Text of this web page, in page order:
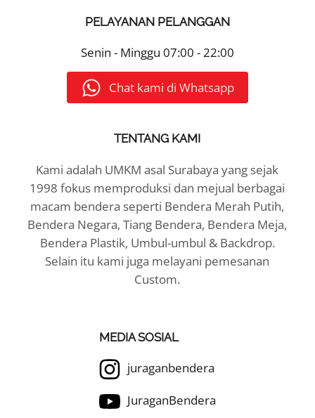
PELAYANAN PELANGGAN
Senin - Minggu 07:00 - 22:00
Chat kami di Whatsapp
TENTANG KAMI
Kami adalah UMKM asal Surabaya yang sejak
1998 fokus memproduksi dan mejual berbagai
macam bendera seperti Bendera Merah Putih,
Bendera Negara, Tiang Bendera, Bendera Meja,
Bendera Plastik, Umbul-umbul & Backdrop.
Selain itu kami juga melayani pemesanan
Custom.
MEDIA SOSIAL
juraganbendera
JuraganBendera